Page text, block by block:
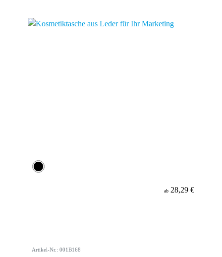
ab 28,29 €
Artikel-Nr.: 001B168